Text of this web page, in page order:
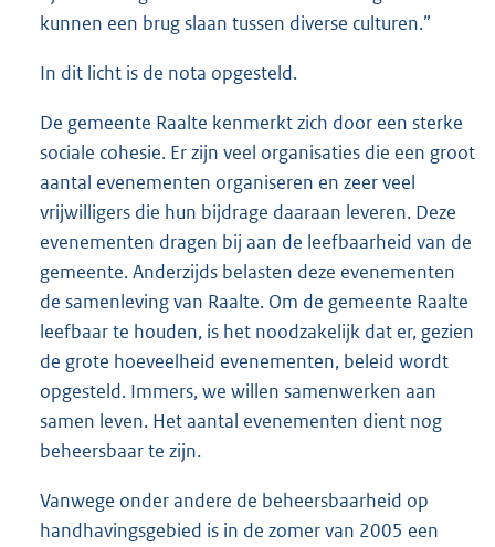
kunnen een brug slaan tussen diverse culturen.”
In dit licht is de nota opgesteld.
De gemeente Raalte kenmerkt zich door een sterke
sociale cohesie. Er zijn veel organisaties die een groot
aantal evenementen organiseren en zeer veel
vrijwilligers die hun bijdrage daaraan leveren. Deze
evenementen dragen bij aan de leefbaarheid van de
gemeente. Anderzijds belasten deze evenementen
de samenleving van Raalte. Om de gemeente Raalte
leefbaar te houden, is het noodzakelijk dat er, gezien
de grote hoeveelheid evenementen, beleid wordt
opgesteld. Immers, we willen samenwerken aan
samen leven. Het aantal evenementen dient nog
beheersbaar te zijn.
Vanwege onder andere de beheersbaarheid op
handhavingsgebied is in de zomer van 2005 een